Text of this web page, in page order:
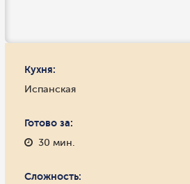
Кухня:
Испанская
Готово за:
30 мин.
Сложность: